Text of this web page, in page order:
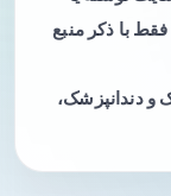
با ذکر منبع
و دندانپزشک،